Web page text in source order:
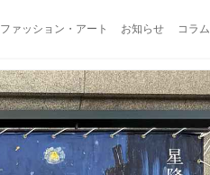
ファッション・アート お知らせ コラム